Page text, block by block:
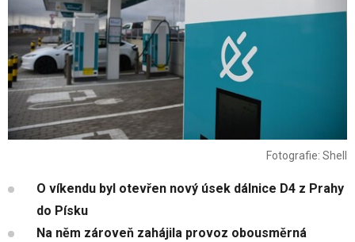
Fotografie: Shell
O víkendu byl otevřen nový úsek dálnice D4 z Prahy
do Písku
Na něm zároveň zahájila provoz obousměrná